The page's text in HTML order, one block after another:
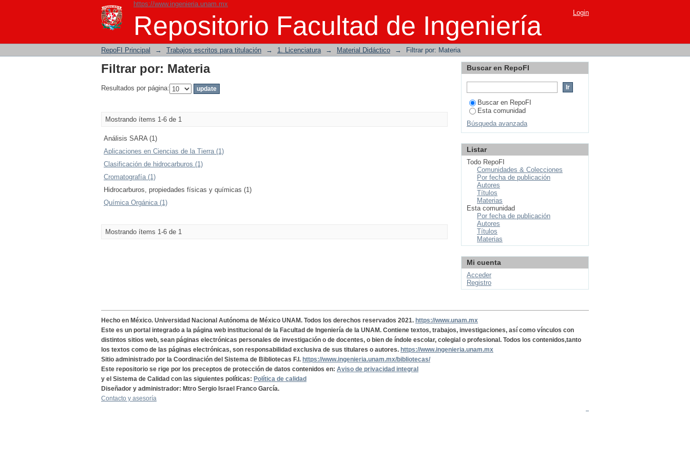
https://www.ingenieria.unam.mx
Repositorio Facultad de Ingeniería
Filtrar por: Materia Login
RepoFI Principal → Trabajos escritos para titulación → 1. Licenciatura → Material Didáctico → Filtrar por: Materia
Filtrar por: Materia
Resultados por página:
Mostrando ítems 1-6 de 1
Análisis SARA (1)
Aplicaciones en Ciencias de la Tierra (1)
Clasificación de hidrocarburos (1)
Cromatografía (1)
Hidrocarburos, propiedades físicas y químicas (1)
Química Orgánica (1)
Mostrando ítems 1-6 de 1
Buscar en RepoFI
Buscar en RepoFI
Esta comunidad
Búsqueda avanzada
Listar
Todo RepoFI
Comunidades & Colecciones
Por fecha de publicación
Autores
Títulos
Materias
Esta comunidad
Por fecha de publicación
Autores
Títulos
Materias
Mi cuenta
Acceder
Registro
Hecho en México. Universidad Nacional Autónoma de México UNAM. Todos los derechos reservados 2021. https://www.unam.mx
Este es un portal integrado a la página web institucional de la Facultad de Ingeniería de la UNAM. Contiene textos, trabajos, investigaciones, así como vínculos con
distintos sitios web, sean páginas electrónicas personales de investigación o de docentes, o bien de índole escolar, colegial o profesional. Todos los contenidos,tanto
los textos como de las páginas electrónicas, son responsabilidad exclusiva de sus titulares o autores. https://www.ingenieria.unam.mx
Sitio administrado por la Coordinación del Sistema de Bibliotecas F.I. https://www.ingenieria.unam.mx/bibliotecas/
Este repositorio se rige por los preceptos de protección de datos contenidos en: Aviso de privacidad integral
y el Sistema de Calidad con las siguientes políticas: Política de calidad
Diseñador y administrador: Mtro Sergio Israel Franco García.
Contacto y asesoría